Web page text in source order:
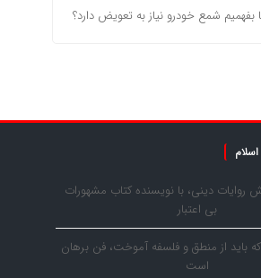
بفهمیم شمع خودرو نیاز به تعویض دارد؟
روایات دینی، با نویسنده کتاب مشهورات
بی اعتبار
باید از منطق و فلسفه آموخت، فن برهان
است